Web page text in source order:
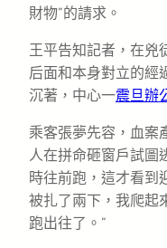
財物”的請求。
王平告知記者，在兇
后面和本身對立的經
沉著，中心一震旦辦
乘客張夢先容，血案
人在拼命砸窗戶試圖
時往前跑，這才看到
被扎了兩下，我爬起
跑出往了。”